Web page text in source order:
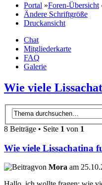
Portal »Foren-Übersicht
Ändere Schriftgröße
Druckansicht
Chat
Mitgliederkarte
FAQ
Galerie
Wie viele
8 Beiträge • Seite 1 von 1
Wie viele Lissachatina
von Mora am